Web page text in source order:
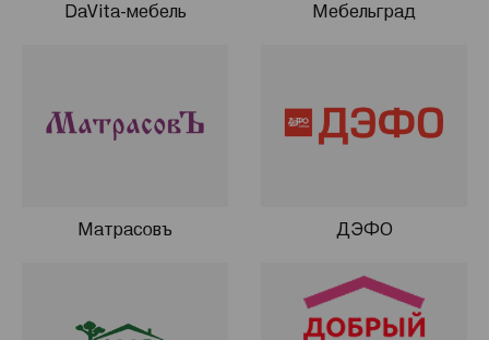
DaVita-мебель Мебельград
Матрасовъ ДЭФО